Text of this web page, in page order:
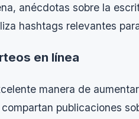
anécdotas sobre la
hashtags relevantes
en línea
manera de
publicaciones